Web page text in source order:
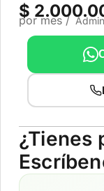
$
por mes /
¿Tienes